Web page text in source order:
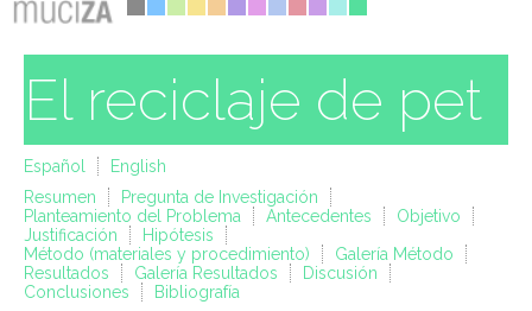
El reciclaje de pet
Español
English
Resumen
Pregunta de Investigación
Planteamiento del Problema
Antecedentes
Objetivo
Justificación
Hipótesis
Método (materiales y procedimiento)
Galería Método
Resultados
Galería Resultados
Discusión
Conclusiones
Bibliografía